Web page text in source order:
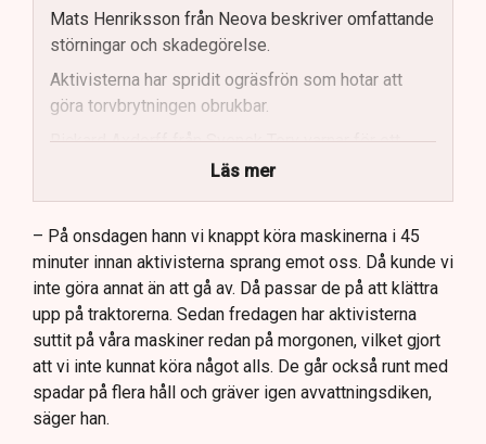
Mats Henriksson från Neova beskriver omfattande
störningar och skadegörelse.
Aktivisterna har spridit ogräsfrön som hotar att
göra torvbrytningen obrukbar.
Rickard Axdorff från Svensk Torv varnar för ett
stort ekonomiskt sabotage.
Dialogpolisen på plats står maktlös inför
aktivisternas handlingar.
Frågor kvarstår om finansiering av illegal aktivism.
Läs mer
– På onsdagen hann vi knappt köra maskinerna i 45
minuter innan aktivisterna sprang emot oss. Då kunde vi
inte göra annat än att gå av. Då passar de på att klättra
upp på traktorerna. Sedan fredagen har aktivisterna
suttit på våra maskiner redan på morgonen, vilket gjort
att vi inte kunnat köra något alls. De går också runt med
spadar på flera håll och gräver igen avvattningsdiken,
säger han.